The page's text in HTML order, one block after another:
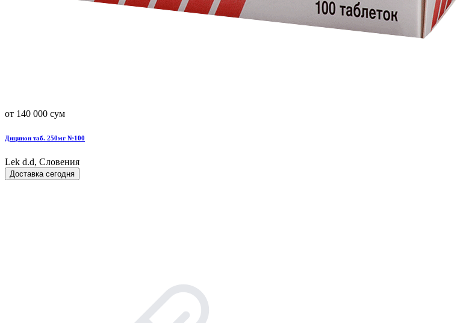
от 140 000 сум
Дицинон таб. 250мг №100
Lek d.d, Словения
Доставка сегодня